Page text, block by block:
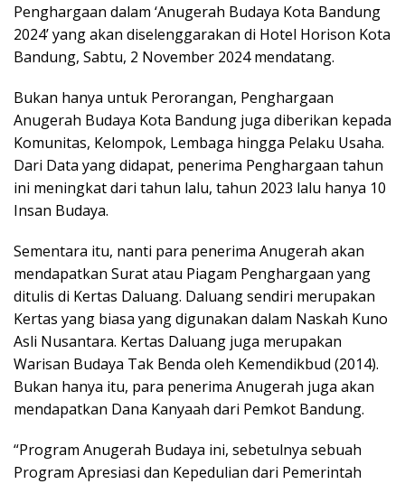
Penghargaan dalam ‘Anugerah Budaya Kota Bandung
2024’ yang akan diselenggarakan di Hotel Horison Kota
Bandung, Sabtu, 2 November 2024 mendatang.
Bukan hanya untuk Perorangan, Penghargaan
Anugerah Budaya Kota Bandung juga diberikan kepada
Komunitas, Kelompok, Lembaga hingga Pelaku Usaha.
Dari Data yang didapat, penerima Penghargaan tahun
ini meningkat dari tahun lalu, tahun 2023 lalu hanya 10
Insan Budaya.
Sementara itu, nanti para penerima Anugerah akan
mendapatkan Surat atau Piagam Penghargaan yang
ditulis di Kertas Daluang. Daluang sendiri merupakan
Kertas yang biasa yang digunakan dalam Naskah Kuno
Asli Nusantara. Kertas Daluang juga merupakan
Warisan Budaya Tak Benda oleh Kemendikbud (2014).
Bukan hanya itu, para penerima Anugerah juga akan
mendapatkan Dana Kanyaah dari Pemkot Bandung.
“Program Anugerah Budaya ini, sebetulnya sebuah
Program Apresiasi dan Kepedulian dari Pemerintah